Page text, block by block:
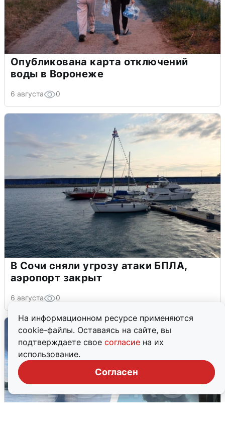
На информационном ресурсе применяются
cookie-файлы. Оставаясь на сайте, вы
подтверждаете свое согласие на их
использование.
Согласен
Опубликована карта отключений
воды в Воронеже
6 августа 0
В Сочи сняли угрозу атаки БПЛА,
аэропорт закрыт
6 августа 0